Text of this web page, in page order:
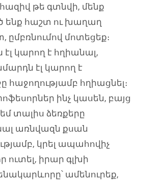
թե գտնվի, մենք
հաշտ ու խաղաղ
ըմբռնումով մոտեցեք։
կարող է հղիանալ,
էլ կարող է
հաջողությամբ հղիացնել։
ինչ կասեն, բայց
տալիս ձեռքերը
առնվազն քսան
կրել ապահովիչ
ուտել, իրար գլխի
ամենուրեք,